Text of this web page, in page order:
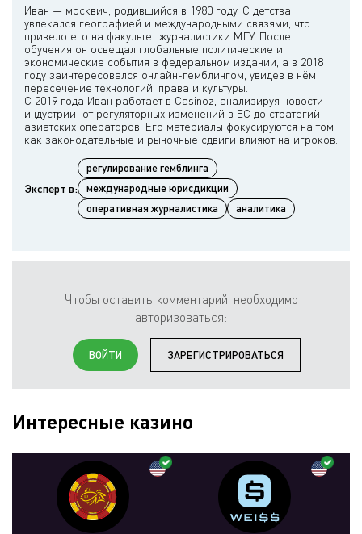
Иван — москвич, родившийся в 1980 году. С детства
увлекался географией и международными связями, что
привело его на факультет журналистики МГУ. После
обучения он освещал глобальные политические и
экономические события в федеральном издании, а в 2018
году заинтересовался онлайн-гемблингом, увидев в нём
пересечение технологий, права и культуры.
С 2019 года Иван работает в Casinoz, анализируя новости
индустрии: от регуляторных изменений в ЕС до стратегий
азиатских операторов. Его материалы фокусируются на том,
Эксперт в:
регулирование гемблинга
международные юрисдикции
оперативная журналистика
аналитика
Чтобы оставить комментарий, необходимо
авторизоваться:
ВОЙТИ ЗАРЕГИСТРИРОВАТЬСЯ
Интересные казино